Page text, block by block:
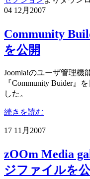
04 12月 2007
Community
を公開
Joomla!のユーザ管理機
『Community Buider』
した。
続きを読む
17 11月 2007
zOOm Media
ジファイルを